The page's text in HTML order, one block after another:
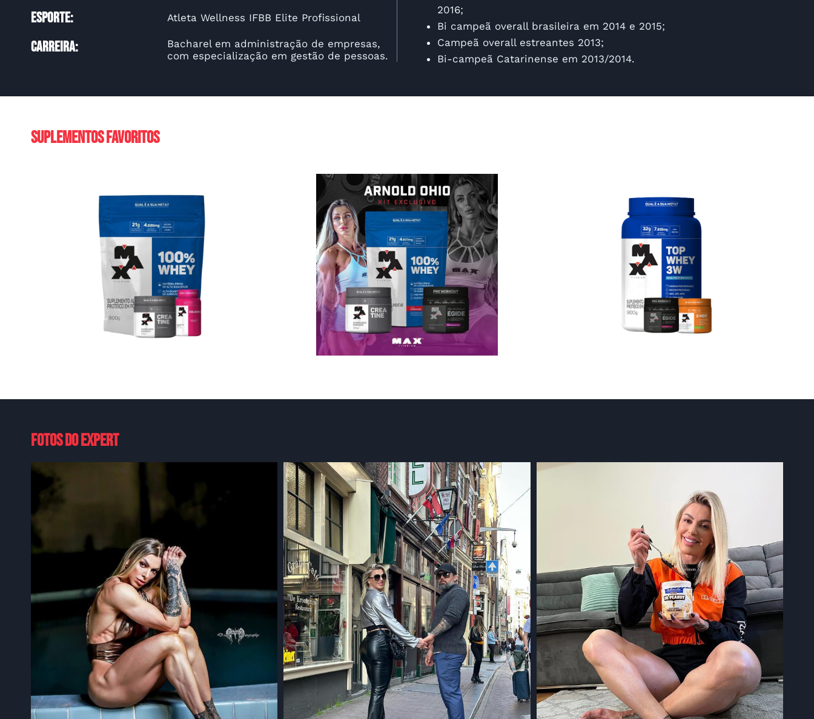
esporte:
carreira:
Atleta Wellness IFBB Elite Profissional
Bacharel em administração de empresas,
com especialização em gestão de pessoas.
2016;
Bi campeã overall brasileira em 2014 e 2015;
Campeã overall estreantes 2013;
Bi-campeã Catarinense em 2013/2014.
Suplementos favoritos
Fotos do expert